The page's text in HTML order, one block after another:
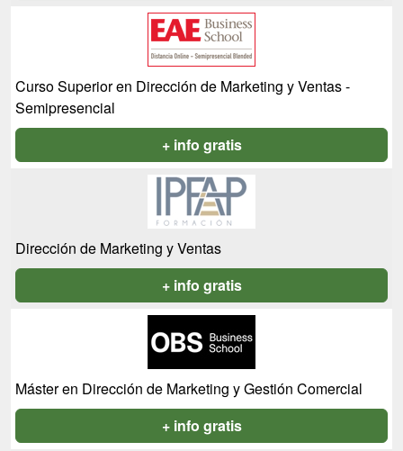
Curso Superior en Dirección de Marketing y Ventas -
Semipresencial
+ info gratis
Dirección de Marketing y Ventas
+ info gratis
Máster en Dirección de Marketing y Gestión Comercial
+ info gratis